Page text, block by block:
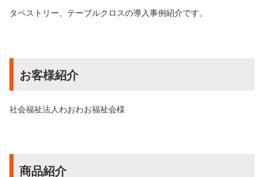
タペストリー、テーブルクロスの導入事例紹介です。
お客様紹介
社会福祉法人わおわお福祉会様
商品紹介